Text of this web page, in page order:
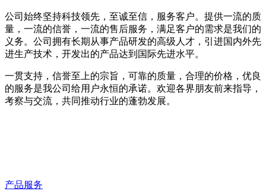
公司始终坚持科技领先，至诚至信，服务客户。提供一流的质
量，一流的信誉，一流的售后服务，满足客户的需求是我们的
义务。公司拥有长期从事产品研发的高级人才，引进国内外先
进生产技术，开发出的产品达到国际先进水平。
一贯支持，信誉至上的宗旨，可靠的质量，合理的价格，优良
的服务是我公司给用户永恒的承诺。欢迎各界朋友前来指导，
考察与交流，共同推动行业的蓬勃发展。
产品服务